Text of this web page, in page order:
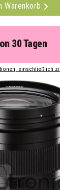
Warenkorb
30 Tagen
einschließlich